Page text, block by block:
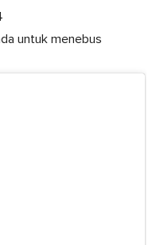
untuk menebus